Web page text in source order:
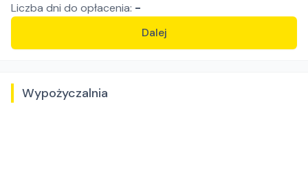
Liczba dni do opłacenia: -
Dalej
Wypożyczalnia